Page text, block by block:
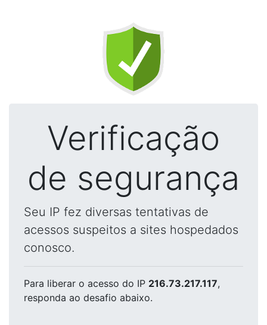
Verificação
de segurança
Seu IP fez diversas tentativas de
acessos suspeitos a sites hospedados
conosco.
Para liberar o acesso do IP 216.73.217.117,
responda ao desafio abaixo.